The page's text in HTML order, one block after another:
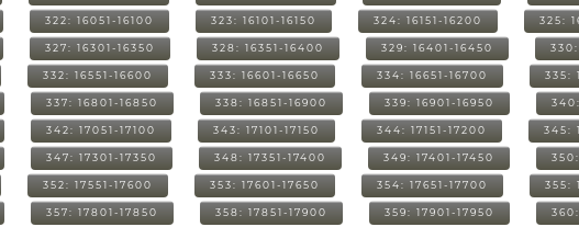
322: 16051-16100 323: 16101-16150 324: 16151-16200 325:
327: 16301-16350 328: 16351-16400 329: 16401-16450 330:
332: 16551-16600 333: 16601-16650 334: 16651-16700 335:
337: 16801-16850 338: 16851-16900 339: 16901-16950
342: 17051-17100 343: 17101-17150 344: 17151-17200 345:
347: 17301-17350 348: 17351-17400 349: 17401-17450
352: 17551-17600 353: 17601-17650 354: 17651-17700 355:
357: 17801-17850 358: 17851-17900 359: 17901-17950